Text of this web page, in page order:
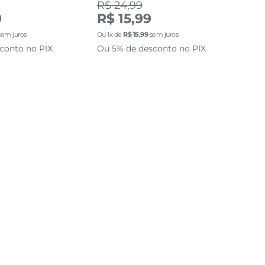
juros
no PIX
R$ 24,99
R$ 15,99
Ou1x de R$ 15,99sem juros
Ou 5% de desconto no PIX